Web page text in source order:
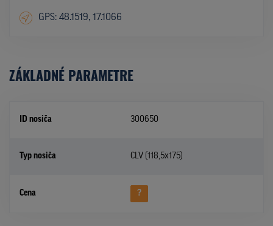
GPS: 48.1519, 17.1066
ZÁKLADNÉ PARAMETRE
ID nosiča 300650
Typ nosiča CLV (118,5x175)
Cena ?